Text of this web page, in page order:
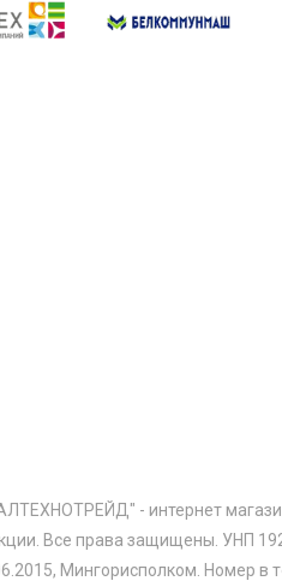
- интернет
Все права защищены. УНП
Мингорисполком. Номер в